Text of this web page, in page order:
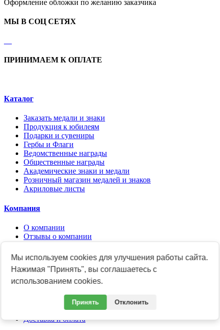
Оформление обложки по желанию заказчика
МЫ В СОЦ СЕТЯХ
ПРИНИМАЕМ К ОПЛАТЕ
Каталог
Заказать медали и знаки
Продукция к юбилеям
Подарки и сувениры
Гербы и Флаги
Ведомственные награды
Общественные награды
Академические знаки и медали
Розничный магазин медалей и знаков
Акриловые листы
Компания
О компании
Отзывы о компании
Контакты
Наше производство
Реквизиты предприятия
Политика
Доставка и оплата
Мы используем cookies для улучшения работы сайта.
Нажимая "Принять", вы соглашаетесь с
использованием cookies.
Принять Отклонить